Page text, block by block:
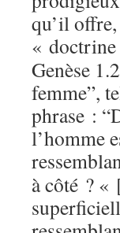
qu’il
«
Genèse
femme”,
phrase :
l’homme
à côté ? «